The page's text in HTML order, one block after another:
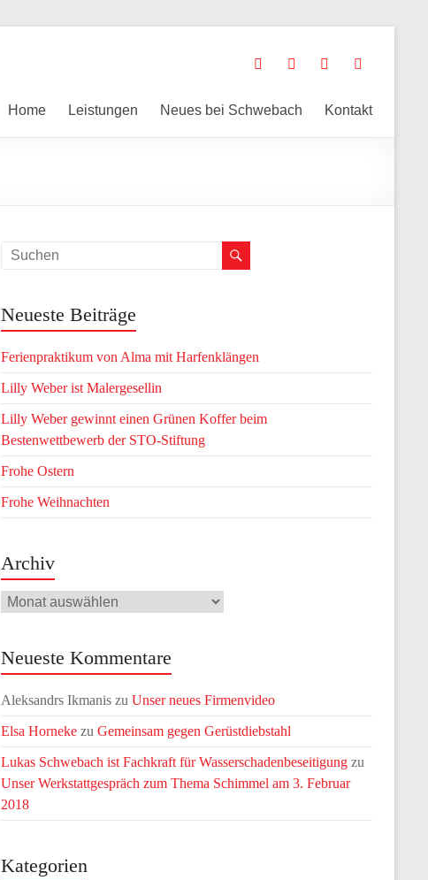
Home Leistungen Neues bei Schwebach Kontakt
Neueste Beiträge
Ferienpraktikum von Alma mit Harfenklängen
Lilly Weber ist Malergesellin
Lilly Weber gewinnt einen Grünen Koffer beim
Bestenwettbewerb der STO-Stiftung
Frohe Ostern
Frohe Weihnachten
Archiv
Archiv
Neueste Kommentare
Aleksandrs Ikmanis zu Unser neues Firmenvideo
Elsa Horneke zu Gemeinsam gegen Gerüstdiebstahl
Lukas Schwebach ist Fachkraft für Wasserschadenbeseitigung zu
Unser Werkstattgespräch zum Thema Schimmel am 3. Februar
2018
Kategorien